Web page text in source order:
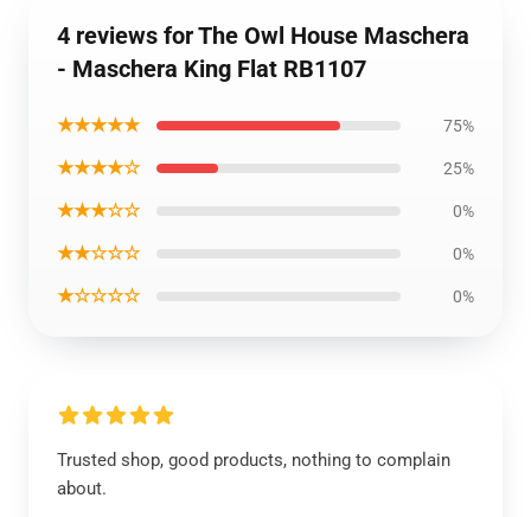
4 reviews for The Owl House Maschera
- Maschera King Flat RB1107
★★★★★ 75%
★★★★☆ 25%
★★★☆☆ 0%
★★☆☆☆ 0%
★☆☆☆☆ 0%
Trusted shop, good products, nothing to complain
about.